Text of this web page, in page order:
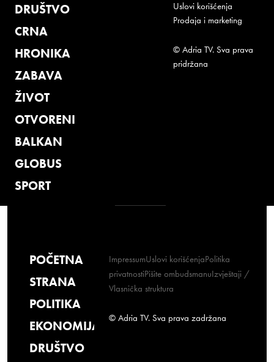
DRUŠTVO
CRNA
HRONIKA
ZABAVA
ŽIVOT
OTVORENI
BALKAN
GLOBUS
SPORT
Uslovi korišćenja
Prodaja i marketing
© Adria TV. Sva prava
pridržana
POČETNA
STRANA
POLITIKA
EKONOMIJA
DRUŠTVO
ImpressumUslovi korišćenjaPolitika
privatnostiPišite ombudsmanuIzvještaji /
Vlasnička struktura
© Adria TV. Sva prava zadržana